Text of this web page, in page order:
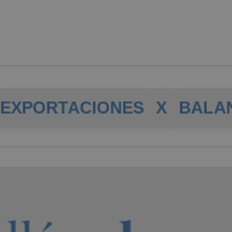
EXPORTACIONES X